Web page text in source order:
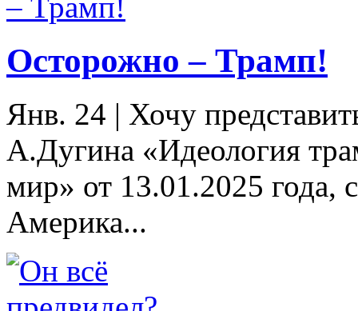
Осторожно – Трамп!
Янв. 24 | Хочу
А.Дугина «Идеология
мир» от 13.01.2025 года,
Америка...